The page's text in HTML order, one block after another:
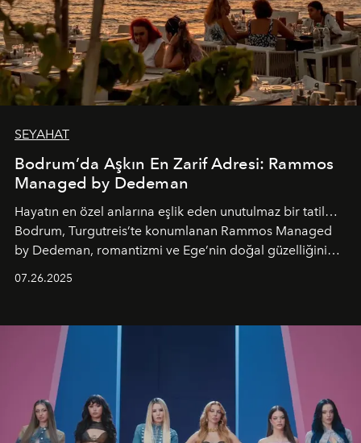
SEYAHAT
Bodrum’da Aşkın En Zarif Adresi: Rammos
Managed by Dedeman
Hayatın en özel anlarına eşlik eden unutulmaz bir tatil…
Bodrum, Turgutreis’te konumlanan Rammos Managed
by Dedeman, romantizmi ve Ege’nin doğal güzelliğini
07.26.2025